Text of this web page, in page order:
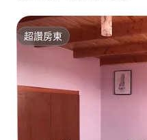
超讚房東
超讚房東